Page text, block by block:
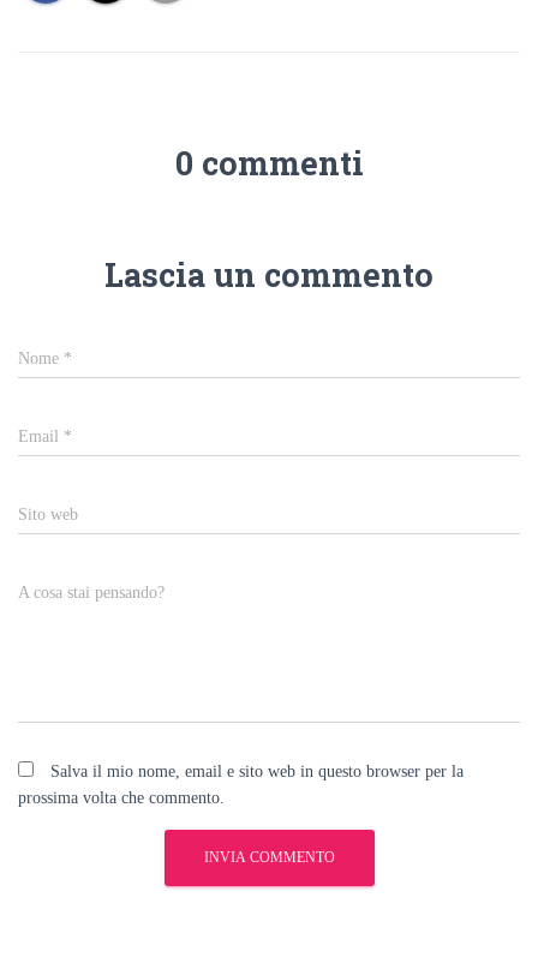
0 commenti
Lascia un commento
Nome *
Email *
Sito web
A cosa stai pensando?
Salva il mio nome, email e sito web in questo browser per la
prossima volta che commento.